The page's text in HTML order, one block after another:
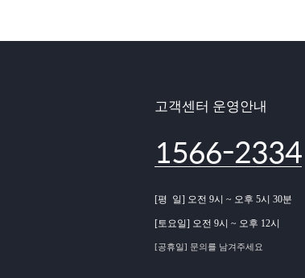
고객센터 운영안내
1566-2334
[평 일] 오전 9시 ~ 오후 5시 30분
[토요일] 오전 9시 ~ 오후 12시
[공휴일] 문의를 남겨주세요